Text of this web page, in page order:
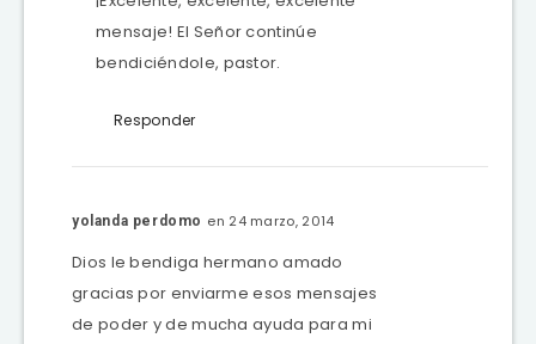
mensaje! El Señor continúe
bendiciéndole, pastor.
Responder
yolanda perdomo en 24 marzo, 2014
Dios le bendiga hermano amado
gracias por enviarme esos mensajes
de poder y de mucha ayuda para mi